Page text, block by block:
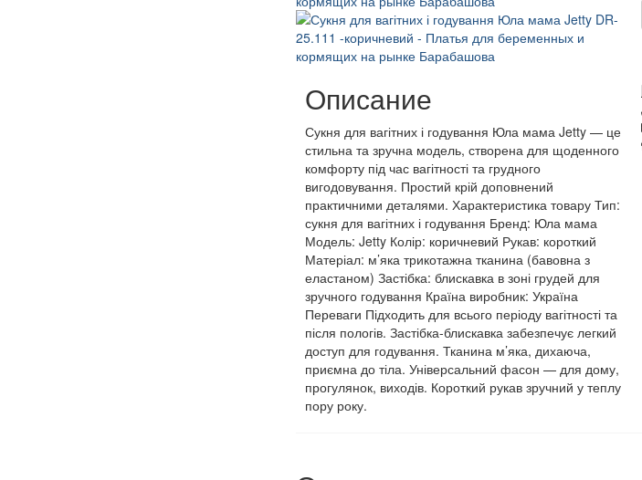
Описание
Сукня для вагітних і годування Юла мама Jetty — це
стильна та зручна модель, створена для щоденного
комфорту під час вагітності та грудного
вигодовування. Простий крій доповнений
практичними деталями. Характеристика товару Тип:
сукня для вагітних і годування Бренд: Юла мама
Модель: Jetty Колір: коричневий Рукав: короткий
Матеріал: м’яка трикотажна тканина (бавовна з
еластаном) Застібка: блискавка в зоні грудей для
зручного годування Країна виробник: Україна
Переваги Підходить для всього періоду вагітності та
після пологів. Застібка-блискавка забезпечує легкий
доступ для годування. Тканина м’яка, дихаюча,
приємна до тіла. Універсальний фасон — для дому,
прогулянок, виходів. Короткий рукав зручний у теплу
пору року.